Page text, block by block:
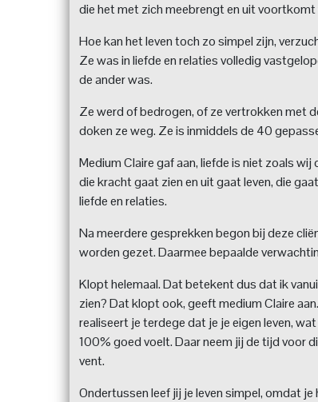
die het met zich meebrengt en uit
Hoe kan het leven toch zo simpel zijn,
Ze was in liefde en relaties volledig
de ander was.
Ze werd of bedrogen, of ze vertrokken met
doken ze weg. Ze is inmiddels de 40
Medium Claire gaf aan, liefde is niet zoals
die kracht gaat zien en uit gaat leven, die
liefde en relaties.
Na meerdere gesprekken begon bij deze
worden gezet. Daarmee bepaalde
Klopt helemaal. Dat betekent dus dat ik
zien? Dat klopt ook, geeft medium Claire
realiseert je terdege dat je je eigen leven,
100% goed voelt. Daar neem jij de tijd voor
vent.
Ondertussen leef jij je leven simpel, omdat